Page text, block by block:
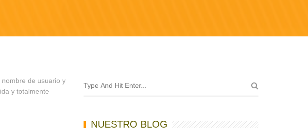
de usuario y
y totalmente
NUESTRO BLOG